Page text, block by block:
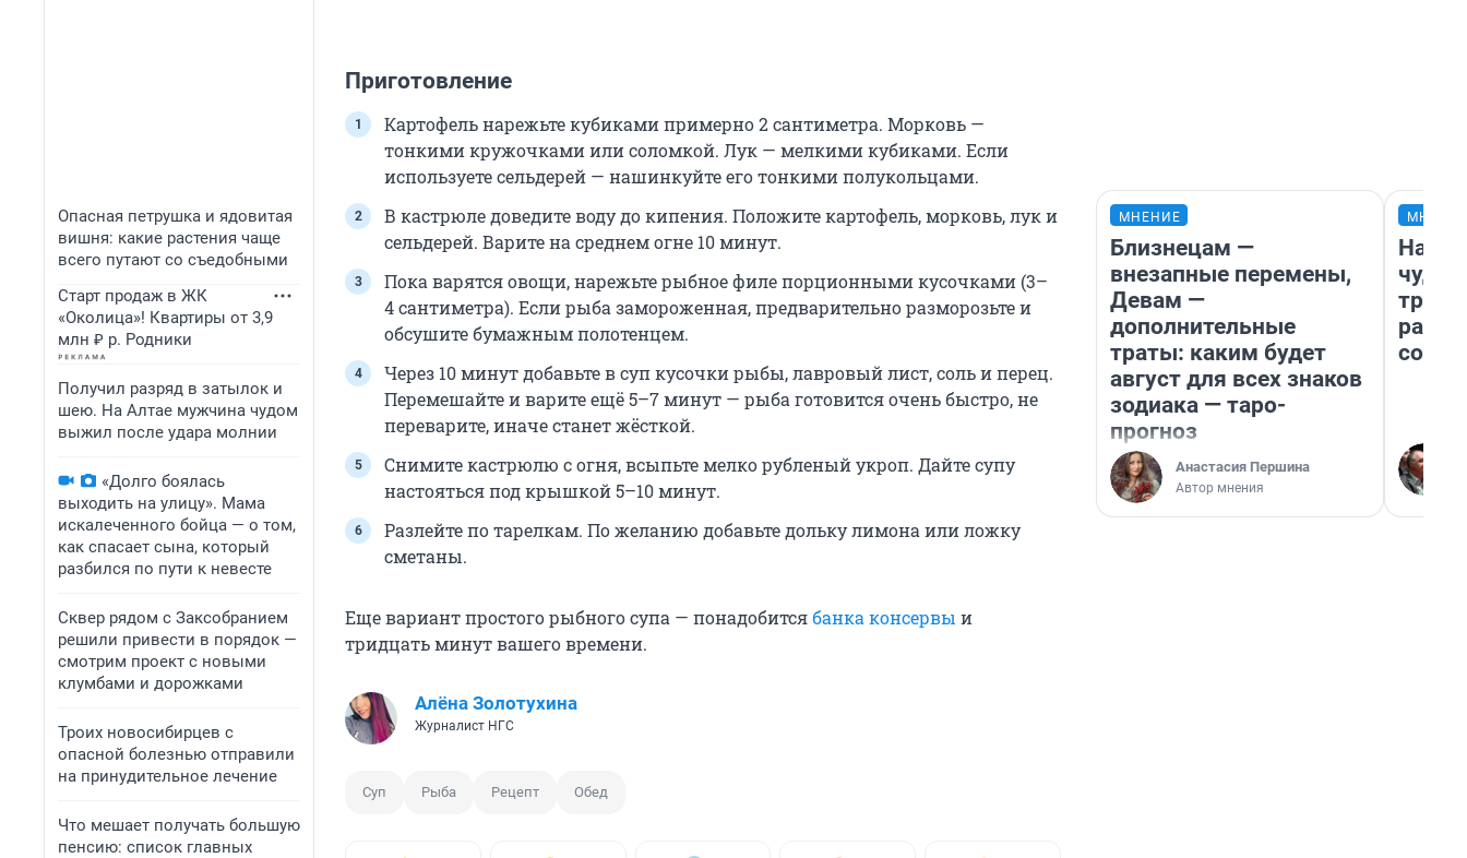
Опасная петрушка и ядовитая
вишня: какие растения чаще
всего путают со съедобными
Старт продаж в ЖК
«Околица»! Квартиры от 3,9
млн ₽ р. Родники
Получил разряд в затылок и
шею. На Алтае мужчина чудом
выжил после удара молнии
«Долго боялась
выходить на улицу». Мама
искалеченного бойца — о том,
как спасает сына, который
разбился по пути к невесте
Сквер рядом с Заксобранием
решили привести в порядок —
смотрим проект с новыми
клумбами и дорожками
Троих новосибирцев с
опасной болезнью отправили
на принудительное лечение
Что мешает получать большую
пенсию: список главных
Приготовление
Картофель нарежьте кубиками примерно 2 сантиметра. Морковь —
тонкими кружочками или соломкой. Лук — мелкими кубиками. Если
используете сельдерей — нашинкуйте его тонкими полукольцами.
В кастрюле доведите воду до кипения. Положите картофель, морковь, лук и
сельдерей. Варите на среднем огне 10 минут.
Пока варятся овощи, нарежьте рыбное филе порционными кусочками (3–
4 сантиметра). Если рыба замороженная, предварительно разморозьте и
обсушите бумажным полотенцем.
Через 10 минут добавьте в суп кусочки рыбы, лавровый лист, соль и перец.
Перемешайте и варите ещё 5–7 минут — рыба готовится очень быстро, не
переварите, иначе станет жёсткой.
Снимите кастрюлю с огня, всыпьте мелко рубленый укроп. Дайте супу
настояться под крышкой 5–10 минут.
Разлейте по тарелкам. По желанию добавьте дольку лимона или ложку
сметаны.
Еще вариант простого рыбного супа — понадобитсябанка консервы и
тридцать минут вашего времени.
Алёна Золотухина
Журналист НГС
Суп Рыба Рецепт Обед
МНЕНИЕ
Близнецам —
внезапные перемены,
Девам —
дополнительные
траты: каким будет
август для всех знаков
зодиака — таро-
прогноз
Анастасия Першина
Автор мнения